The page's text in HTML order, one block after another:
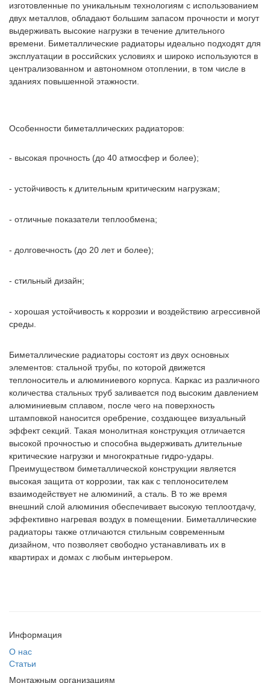
изготовленные по уникальным технологиям с использованием
двух металлов, обладают большим запасом прочности и могут
выдерживать высокие нагрузки в течение длительного
времени. Биметаллические радиаторы идеально подходят для
эксплуатации в российских условиях и широко используются в
централизованном и автономном отоплении, в том числе в
зданиях повышенной этажности.
Особенности биметаллических радиаторов:
- высокая прочность (до 40 атмосфер и более);
- устойчивость к длительным критическим нагрузкам;
- отличные показатели теплообмена;
- долговечность (до 20 лет и более);
- стильный дизайн;
- хорошая устойчивость к коррозии и воздействию агрессивной
среды.
Биметаллические радиаторы состоят из двух основных
элементов: стальной трубы, по которой движется
теплоноситель и алюминиевого корпуса. Каркас из различного
количества стальных труб заливается под высоким давлением
алюминиевым сплавом, после чего на поверхность
штамповкой наносится оребрение, создающее визуальный
эффект секций. Такая монолитная конструкция отличается
высокой прочностью и способна выдерживать длительные
критические нагрузки и многократные гидро-удары.
Преимуществом биметаллической конструкции является
высокая защита от коррозии, так как с теплоносителем
взаимодействует не алюминий, а сталь. В то же время
внешний слой алюминия обеспечивает высокую теплоотдачу,
эффективно нагревая воздух в помещении. Биметаллические
радиаторы также отличаются стильным современным
дизайном, что позволяет свободно устанавливать их в
квартирах и домах с любым интерьером.
Информация
О нас
Статьи
Монтажным организациям